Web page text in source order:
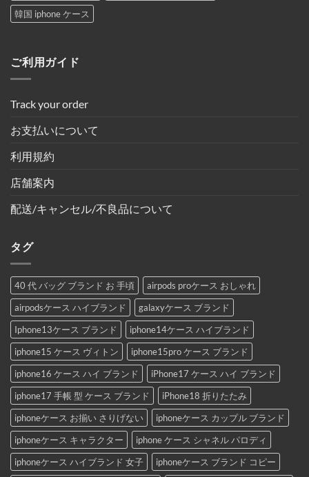
韓国 iphone ケース
ご利用ガイド
Track your order
お支払いについて
利用規約
店舗案内
配送/キャンセル/不良品について
タグ
40 代 バッグ ブランド お 手頃
airpods proケース おしゃれ
airpodsケース ハイブランド
galaxyケース ブランド
Iphone13ケース ブランド
iphone14ケース ハイブランド
iphone15 ケース ヴィトン
iphone15pro ケース ブランド
iphone16 ケース ハイ ブランド
iPhone17 ケース ハイ ブランド
iphone17 手帳 型 ケース ブランド
iPhone18 折りたたみ
iphoneケース お揃い さりげない
iphoneケース カップル ブランド
iphoneケース キャラクター
iphone ケース シャネル パロディ
iphoneケース ハイブランド 女子
iphoneケース ブランド コピー